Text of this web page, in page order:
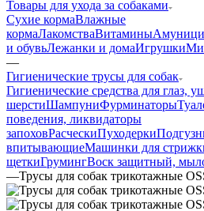
Товары для ухода за собаками
Сухие кормаВлажные
кормаЛакомстваВитамины
и обувьЛежанки и домаИгрушки
—
Гигиенические трусы для собак
Гигиенические средства для глаз,
шерстиШампуниФурминаторы
поведения, ликвидаторы
запоховРасческиПуходерки
впитывающиеМашинки для
щеткиГрумингВоск защитный,
—Трусы для собак трикотажные